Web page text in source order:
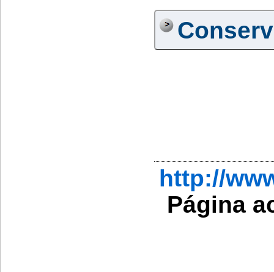
http://
Página